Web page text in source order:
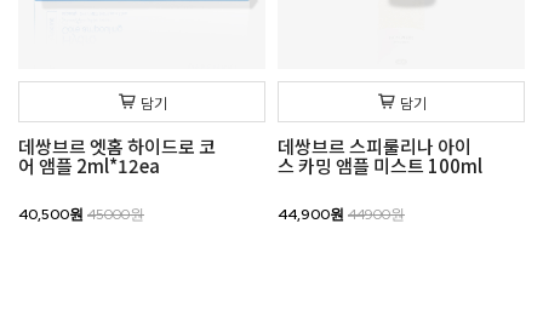
담기
데쌍브르 엣홈 하이드로 코
어 앰플 2ml*12ea
40,500원 45000원
담기
데쌍브르 스피룰리나 아이
스 카밍 앰플 미스트 100ml
44,900원 44900원